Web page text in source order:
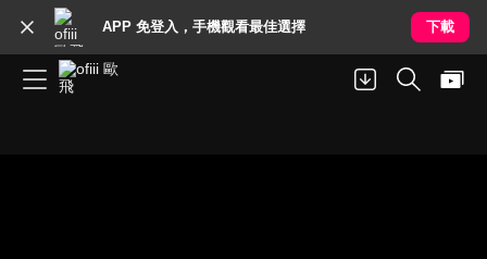
APP 免登入，手機觀看最佳選擇 下載